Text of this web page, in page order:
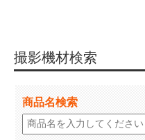
撮影機材検索
商品名検索